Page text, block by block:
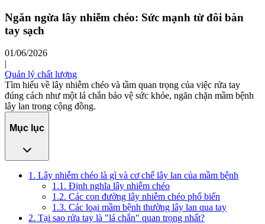
Ngăn ngừa lây nhiễm chéo: Sức mạnh từ đôi bàn
tay sạch
01/06/2026
|
Quản lý chất lượng
Tìm hiểu về lây nhiễm chéo và tầm quan trọng của việc rửa tay
đúng cách như một lá chắn bảo vệ sức khỏe, ngăn chặn mầm bệnh
lây lan trong cộng đồng.
Mục lục
1. Lây nhiễm chéo là gì và cơ chế lây lan của mầm bệnh
1.1. Định nghĩa lây nhiễm chéo
1.2. Các con đường lây nhiễm chéo phổ biến
1.3. Các loại mầm bệnh thường lây lan qua tay
2. Tại sao rửa tay là "lá chắn" quan trọng nhất?